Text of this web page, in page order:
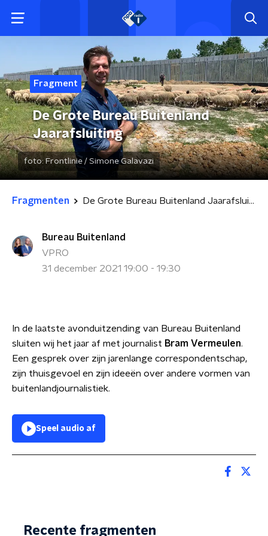
Fragment
De Grote Bureau Buitenland
Jaarafsluiting
foto:Frontlinie / Simone Galavazi
Fragmenten De Grote Bureau Buitenland Jaarafsluiting
Bureau Buitenland
VPRO
31 december 2021 19:00 - 19:30
In de laatste avonduitzending van Bureau Buitenland
sluiten wij het jaar af met journalist Bram Vermeulen.
Een gesprek over zijn jarenlange correspondentschap,
zijn thuisgevoel en zijn ideeën over andere vormen van
buitenlandjournalistiek.
Speel audio af
Recente fragmenten